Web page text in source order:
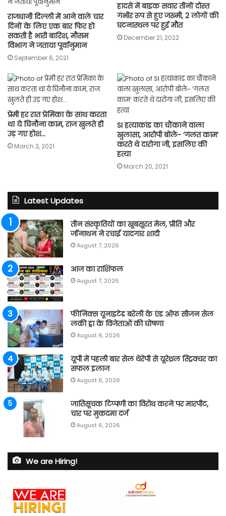
राजधानी दिल्ली में आने वाले चार
दिनों के लिए एक बार फिर हो
सकती है भारी बारिश, मौसम
विभाग ने जताया पूर्वानुमान
September 6, 2021
हादसे में बाइक सवार तीनों दोस्त
गंभीर रूप से हुए जख्मी, 2 लोगों की
घटनास्थल पर हुई मौत
December 21, 2022
प्रेमी हर रात प्रेमिका के साथ करता
था ये घिनौना काम, राज खुलते ही
उड़ गए होश…
March 3, 2021
SI हत्याकांड का चौंकाने वाला
खुलासा, आरोपी बोले- ‘गलत काम’
करते थे दारोगा जी, इसलिए की
हत्या
March 20, 2021
Latest Updates
तीन संस्कृतियों का खूबसूरत मेल, प्रीति और
जॉनाथन ने रचाई यादगार शादी
August 7, 2026
आज का राशिफल
August 7, 2026
फीनिक्स यूनाइटेड बरेली के एंड ऑफ सीजन सेल
लकी ड्रा के विजेताओं की घोषणा
August 6, 2026
यूपी में पहली बार सेल थेरेपी से यूरेथ्रल स्ट्रिक्चर का
सफल इलाज
August 6, 2026
जातिसूचक टिप्पणी का विरोध करने पर मारपीट,
चार पर मुकदमा दर्ज
August 6, 2026
We are Hiring!